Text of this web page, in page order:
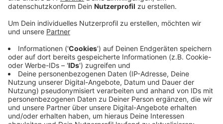
Veröffentlicht:Montag, 04.11.2019 15:40
Anzeige
An vielen Stellen im Bergischen bleibt am Straßenrand
inzwischen das Wasser stehen und kann nicht
abfließen. Grund ist, dass über die Jahre der
Seitenbereich der Straßen durch die Pflanzen
angewachsen und höher ist, als die Fahrbahn.